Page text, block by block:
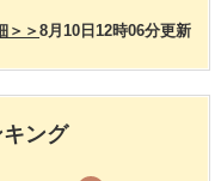
8月10日12時06分更新
＞＞
ング